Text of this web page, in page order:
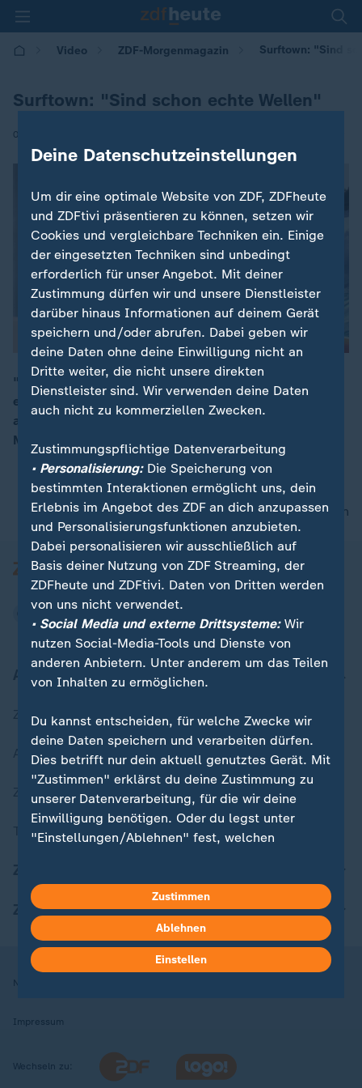
Video ZDF-Morgenmagazin Surftown: "Sind
Surftown: "Sind schon echte Wellen"
04.09.2024 | 05:30
00:15
"Die Surfer stehen Schlange, um die Welle zu
erwischen", berichtet ZDF-Reporterin Patricia Schäfer
aus dem neu eröffneten Wavepark in der Nähe des
Münchener Flughafens.
nach oben
Aktuell bei ZDFheute
Zuletzt veröffentlicht
Aktuelle Sendungs-Videos
ZDFheute Stories
Themen im Überblick
ZDFheute Apps
Nutzungsbedingungen
Impressum
Wechseln zu:
Deine Datenschutzeinstellungen
Um dir eine optimale Website von ZDF, ZDFheute
und ZDFtivi präsentieren zu können, setzen wir
Cookies und vergleichbare Techniken ein. Einige
der eingesetzten Techniken sind unbedingt
erforderlich für unser Angebot. Mit deiner
Zustimmung dürfen wir und unsere Dienstleister
darüber hinaus Informationen auf deinem Gerät
speichern und/oder abrufen. Dabei geben wir
deine Daten ohne deine Einwilligung nicht an
Dritte weiter, die nicht unsere direkten
Dienstleister sind. Wir verwenden deine Daten
auch nicht zu kommerziellen Zwecken.
Zustimmungspflichtige Datenverarbeitung
• Personalisierung:Die Speicherung von
bestimmten Interaktionen ermöglicht uns, dein
Erlebnis im Angebot des ZDF an dich anzupassen
und Personalisierungsfunktionen anzubieten.
Dabei personalisieren wir ausschließlich auf
Basis deiner Nutzung von ZDF Streaming, der
ZDFheute und ZDFtivi. Daten von Dritten werden
von uns nicht verwendet.
• Social Media und externe Drittsysteme:Wir
nutzen Social-Media-Tools und Dienste von
anderen Anbietern. Unter anderem um das Teilen
von Inhalten zu ermöglichen.
Du kannst entscheiden, für welche Zwecke wir
deine Daten speichern und verarbeiten dürfen.
Dies betrifft nur dein aktuell genutztes Gerät. Mit
"Zustimmen" erklärst du deine Zustimmung zu
unserer Datenverarbeitung, für die wir deine
Einwilligung benötigen. Oder du legst unter
"Einstellungen/Ablehnen" fest, welchen
kannst du jederzeit mit Wirkung für die Zukunft
in deinen Einstellungen widerrufen oder ändern.
Hier findest du das Impressum.
Weitere Informationen findest du in unserer
Zustimmen
Ablehnen
Einstellen